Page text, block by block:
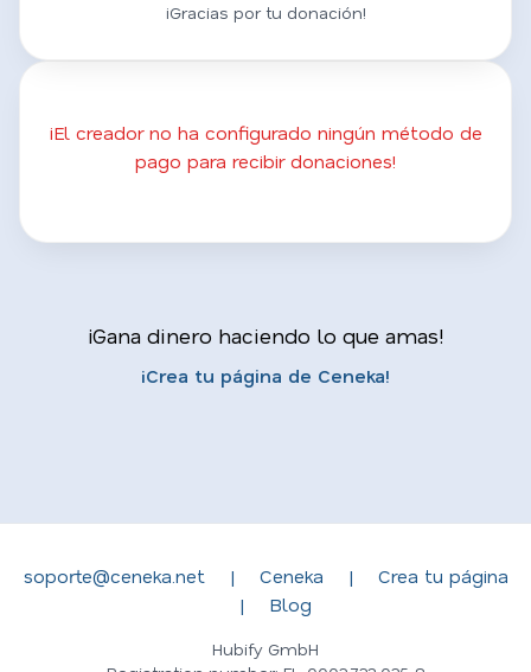
¡Gracias por tu donación!
¡El creador no ha configurado ningún método de
pago para recibir donaciones!
¡Gana dinero haciendo lo que amas!
¡Crea tu página de Ceneka!
soporte@ceneka.net | Ceneka |
Crea tu página
|
Blog
Hubify GmbH